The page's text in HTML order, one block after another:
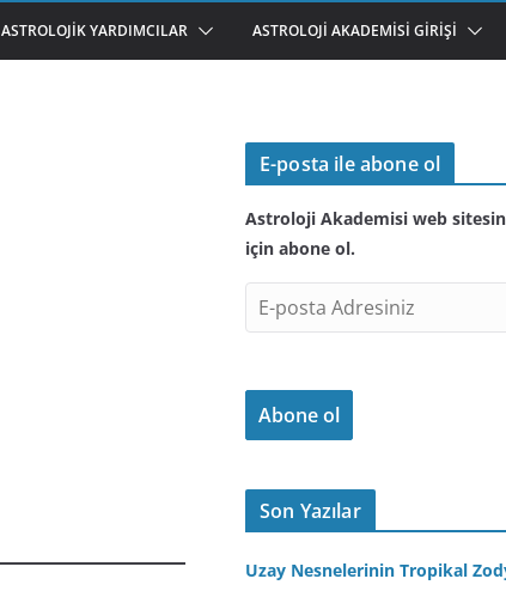
ASTROLOJIK YARDIMCILAR ASTROLOJI AKADEMISI GIRIŞI
E-posta ile abone ol
Astroloji Akademisi web
için abone ol.
-
o
t
d
r
Abone ol
Son Yazılar
Uzay Nesnelerinin Tropikal